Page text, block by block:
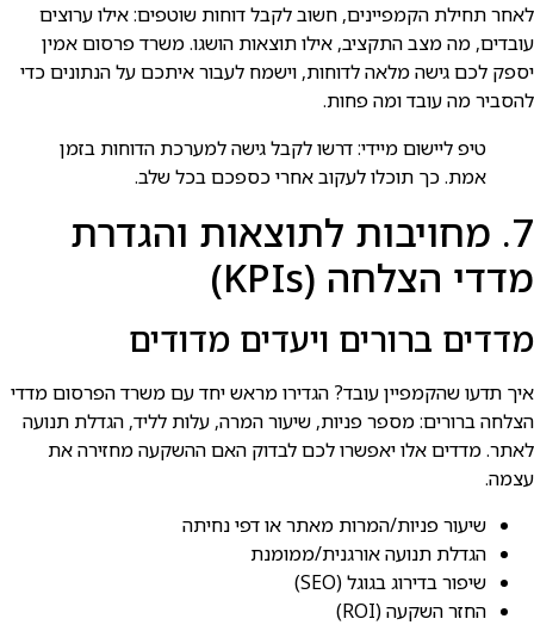
לאחר תחילת הקמפיינים, חשוב לקבל דוחות שוטפים: אילו ערוצים
עובדים, מה מצב התקציב, אילו תוצאות הושגו. משרד פרסום אמין
יספק לכם גישה מלאה לדוחות, וישמח לעבור איתכם על הנתונים כדי
להסביר מה עובד ומה פחות.
טיפ ליישום מיידי: דרשו לקבל גישה למערכת הדוחות בזמן
אמת. כך תוכלו לעקוב אחרי כספכם בכל שלב.
7. מחויבות לתוצאות והגדרת
מדדי הצלחה (KPIs)
מדדים ברורים ויעדים מדודים
איך תדעו שהקמפיין עובד? הגדירו מראש יחד עם משרד הפרסום מדדי
הצלחה ברורים: מספר פניות, שיעור המרה, עלות לליד, הגדלת תנועה
לאתר. מדדים אלו יאפשרו לכם לבדוק האם ההשקעה מחזירה את
עצמה.
שיעור פניות/המרות מאתר או דפי נחיתה
הגדלת תנועה אורגנית/ממומנת
שיפור בדירוג בגוגל (SEO)
החזר השקעה (ROI)